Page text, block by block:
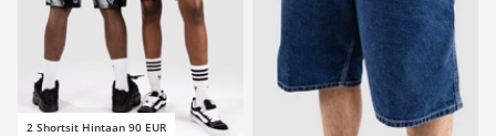
2 Shortsit Hintaan 90 EUR